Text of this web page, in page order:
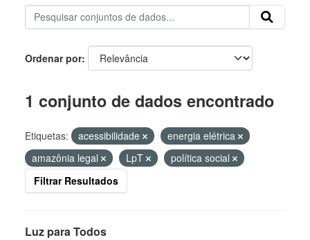
Ordenar por
1 conjunto de dados encontrado
Etiquetas: acessibilidade
energia elétrica
amazônia legal
LpT
política social
Filtrar Resultados
Luz para Todos